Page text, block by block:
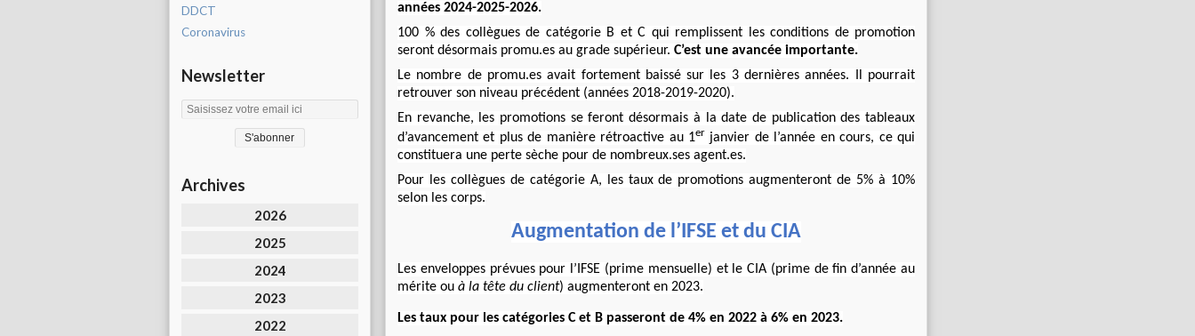
DDCT
Coronavirus
Newsletter
Archives
2026
2025
2024
2023
2022
années 2024-2025-2026.
100 % des collègues de catégorie B et C qui remplissent les conditions de promotion
seront désormais promu.es au grade supérieur. C’est une avancée importante.
Le nombre de promu.es avait fortement baissé sur les 3 dernières années. Il pourrait
retrouver son niveau précédent (années 2018-2019-2020).
En revanche, les promotions se feront désormais à la date de publication des tableaux
d’avancement et plus de manière rétroactive au 1er janvier de l’année en cours, ce qui
constituera une perte sèche pour de nombreux.ses agent.es.
Pour les collègues de catégorie A, les taux de promotions augmenteront de 5% à 10%
selon les corps.
Augmentation de l’IFSE et du CIA
Les enveloppes prévues pour l’IFSE (prime mensuelle) et le CIA (prime de fin d’année au
mérite ou à la tête du client) augmenteront en 2023.
Les taux pour les catégories C et B passeront de 4% en 2022 à 6% en 2023.